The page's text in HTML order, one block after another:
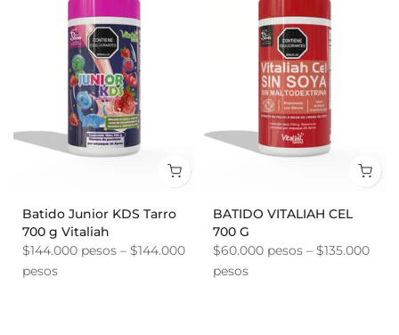
Batido Junior KDS Tarro
700 g Vitaliah
$144.000 pesos – $144.000
pesos
BATIDO VITALIAH CEL
700 G
$60.000 pesos – $135.000
pesos